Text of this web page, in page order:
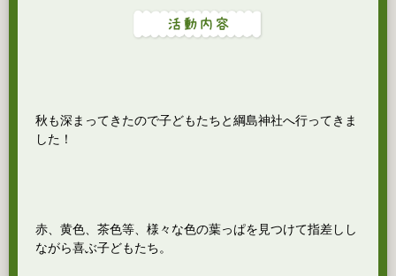
秋も深まってきたので子どもたちと綱島神社へ行ってきま
した！
赤、黄色、茶色等、様々な色の葉っぱを見つけて指差しし
ながら喜ぶ子どもたち。